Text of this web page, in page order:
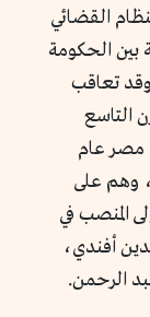
القضائي
الحكومة
وقد تعاقب
التاسع
مصر عام
وهم على
المنصب في
أفندي،
الرحمن.